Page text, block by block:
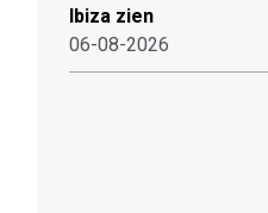
Ibiza zien
06-08-2026